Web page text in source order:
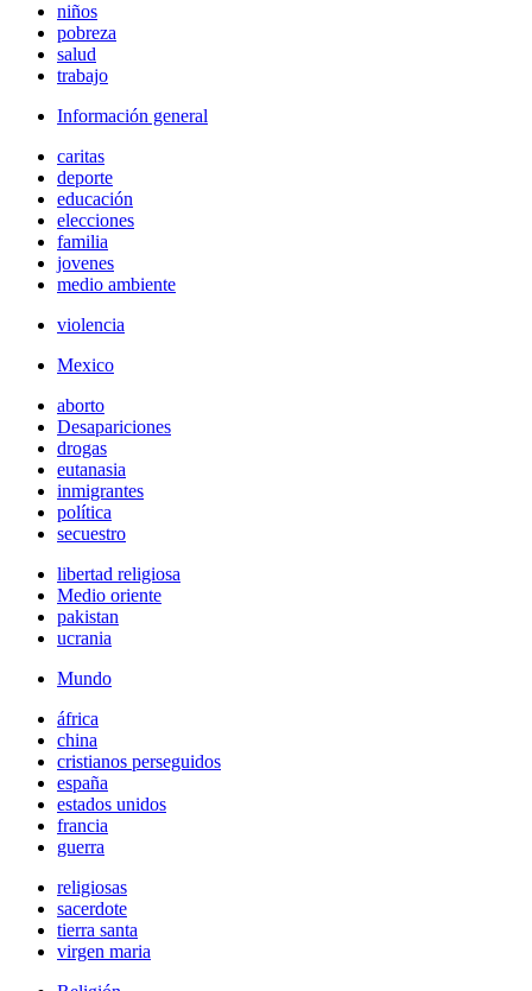
niños
pobreza
salud
trabajo
Información general
caritas
deporte
educación
elecciones
familia
jovenes
medio ambiente
violencia
Mexico
aborto
Desapariciones
drogas
eutanasia
inmigrantes
política
secuestro
libertad religiosa
Medio oriente
pakistan
ucrania
Mundo
áfrica
china
cristianos perseguidos
españa
estados unidos
francia
guerra
religiosas
sacerdote
tierra santa
virgen maria